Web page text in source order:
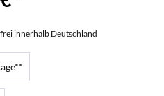
innerhalb Deutschland